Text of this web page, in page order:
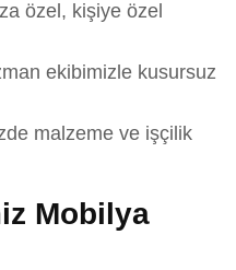
özel, kişiye özel
ekibimizle kusursuz
malzeme ve işçilik
Mobilya